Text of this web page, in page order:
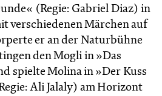
(Regie: Gabriel Diaz) in
verschiedenen Märchen auf
er an der Naturbühne
den Mogli in »Das
spielte Molina in »Der Kuss
Ali Jalaly) am Horizont